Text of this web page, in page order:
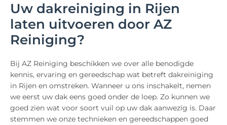
Uw dakreiniging in Rijen
laten uitvoeren door AZ
Reiniging?
Bij AZ Reiniging beschikken we over alle benodigde
kennis, ervaring en gereedschap wat betreft dakreiniging
in Rijen en omstreken. Wanneer u ons inschakelt, nemen
we eerst uw dak eens goed onder de loep. Zo kunnen we
goed zien wat voor soort vuil op uw dak aanwezig is. Daar
stemmen we onze technieken en gereedschappen goed